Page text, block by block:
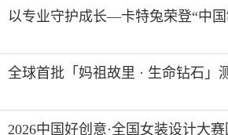
以专业守护成长—卡特兔荣登“中
全球首批「妈祖故里 · 生命钻石」
2026中国好创意·全国女装设计大